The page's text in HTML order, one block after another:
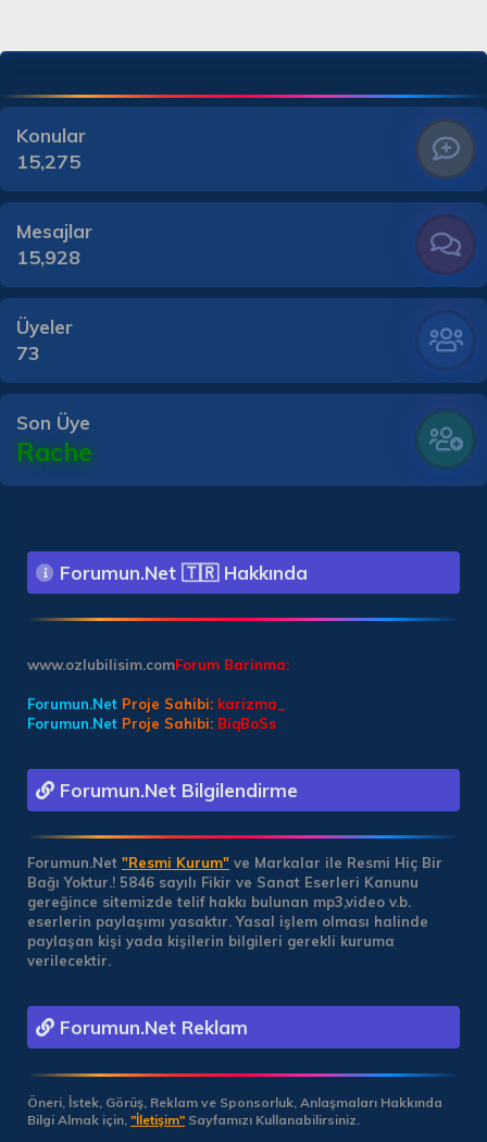
Konular
15,275
Mesajlar
15,928
Üyeler
73
Son Üye
Rache
Forumun.Net 🇹🇷 Hakkında
Forum Barinma:
www.ozlubilisim.com
Forumun.Net Proje Sahibi: karizma_
Forumun.Net Proje Sahibi: BiqBoSs
Forumun.Net Bilgilendirme
Forumun.Net "Resmi Kurum" ve Markalar ile Resmi Hiç Bir
Bağı Yoktur.! 5846 sayılı Fikir ve Sanat Eserleri Kanunu
gereğince sitemizde telif hakkı bulunan mp3,video v.b.
eserlerin paylaşımı yasaktır. Yasal işlem olması halinde
paylaşan kişi yada kişilerin bilgileri gerekli kuruma
verilecektir.
Forumun.Net Reklam
Öneri, İstek, Görüş, Reklam ve Sponsorluk, Anlaşmaları Hakkında
Bilgi Almak için, "İletişim" Sayfamızı Kullanabilirsiniz.